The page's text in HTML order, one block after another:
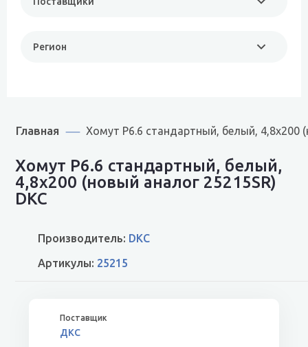
Регион
Главная Хомут P6.6 стандартный, белый, 4,8х200
Хомут P6.6 стандартный, белый,
4,8х200 (новый аналог 25215SR)
DKC
Производитель: DKC
Артикулы: 25215
ДКС